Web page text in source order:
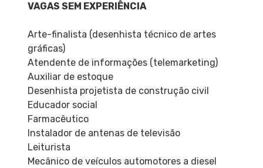
VAGAS SEM EXPERIÊNCIA
Arte-finalista (desenhista técnico de artes
gráficas)
Atendente de informações (telemarketing)
Auxiliar de estoque
Desenhista projetista de construção civil
Educador social
Farmacêutico
Instalador de antenas de televisão
Leiturista
Mecânico de veículos automotores a diesel